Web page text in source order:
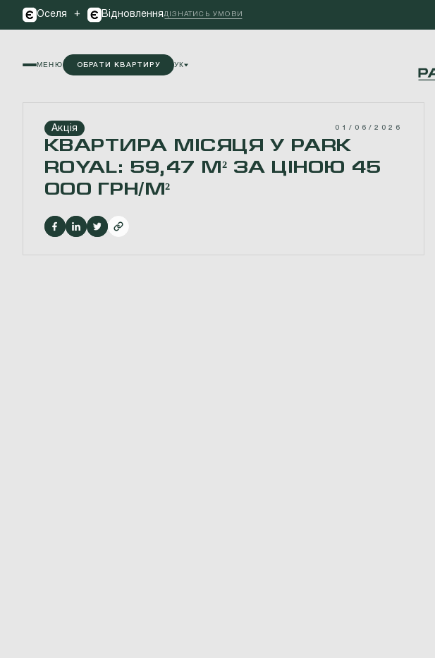
Оселя + Відновлення ДІЗНАТИСЬ УМОВИ
МЕНЮ ОБРАТИ КВАРТИРУ УК
Акція 01/06/2026
КВАРТИРА МІСЯЦЯ У PARK
ROYAL: 59,47 М² ЗА ЦІНОЮ 45
000 ГРН/М²